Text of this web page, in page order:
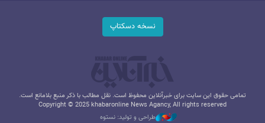
نسخه دسکتاپ
تمامی حقوق این سایت برای خبرآنلاین محفوظ است. نقل مطالب با ذکر منبع بلامانع است.
Copyright © 2025 khabaronline News Agancy, All rights reserved
طراحی و تولید: نستوه